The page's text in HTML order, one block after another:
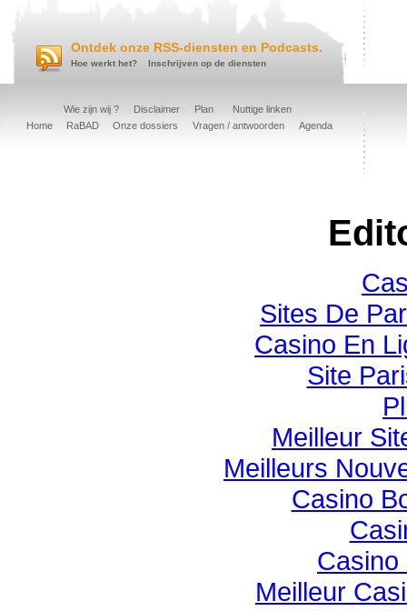
Ontdek onze RSS-diensten en Podcasts.
Hoe werkt het? Inschrijven op de diensten
Wie zijn wij ? Disclaimer Plan
Nuttige linken
Home
RaBAD Onze dossiers Vragen / antwoorden Agenda
Sites De
Casino En
Site
Meilleur
Meilleurs
Casino
Casino
Meilleur